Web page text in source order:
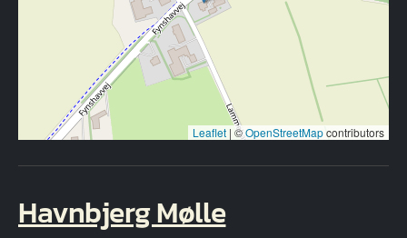
Leaflet | ©OpenStreetMapcontributors
Havnbjerg Mølle